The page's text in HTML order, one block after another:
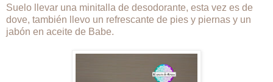
Suelo llevar una minitalla de desodorante, esta vez es de
dove, también llevo un refrescante de pies y piernas y un
jabón en aceite de Babe.